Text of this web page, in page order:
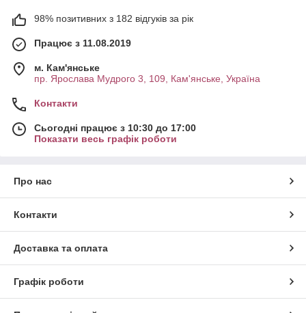
98% позитивних з 182 відгуків за рік
Працює з 11.08.2019
м. Кам'янське
пр. Ярослава Мудрого 3, 109, Кам'янське, Україна
Контакти
Сьогодні працює з 10:30 до 17:00
Показати весь графік роботи
Про нас
Контакти
Доставка та оплата
Графік роботи